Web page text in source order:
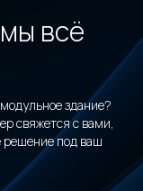
всё
здание?
свяжется с вами,
решение под ваш